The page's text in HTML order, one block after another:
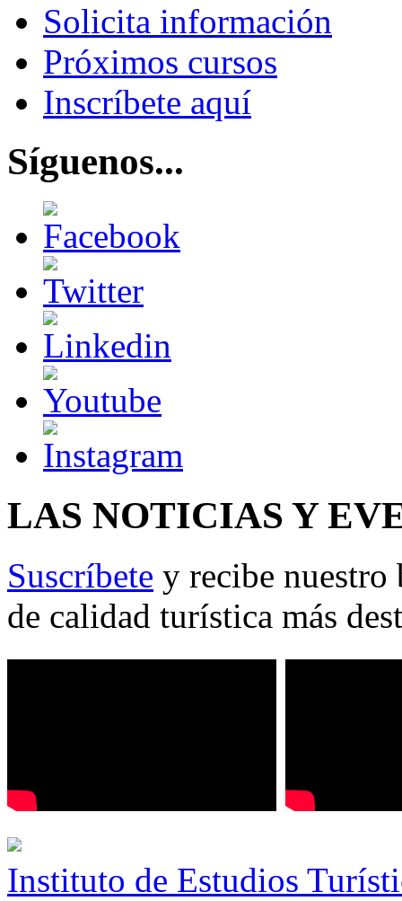
Solicita información
Próximos cursos
Inscríbete aquí
Síguenos...
LAS NOTICIAS Y
Suscríbete y recibe nuestro
de calidad turística más
Instituto de Estudios